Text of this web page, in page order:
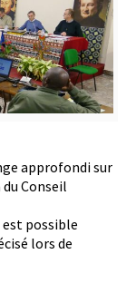
approfondi sur
Conseil
possible
lors de